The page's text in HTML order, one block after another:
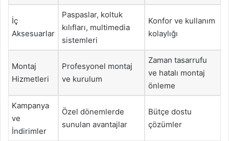
İç
Aksesuarlar
Paspaslar, koltuk
kılıfları, multimedia
sistemleri
Konfor ve kullanım
kolaylığı
Montaj
Hizmetleri
Profesyonel montaj
ve kurulum
Zaman tasarrufu
ve hatalı montaj
önleme
Kampanya
ve
İndirimler
Özel dönemlerde
sunulan avantajlar
Bütçe dostu
çözümler